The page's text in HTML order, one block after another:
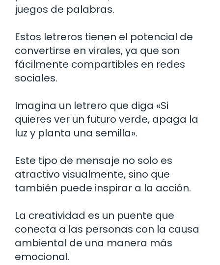
juegos de palabras.
Estos letreros tienen el potencial de
convertirse en virales, ya que son
fácilmente compartibles en redes
sociales.
Imagina un letrero que diga «Si
quieres ver un futuro verde, apaga la
luz y planta una semilla».
Este tipo de mensaje no solo es
atractivo visualmente, sino que
también puede inspirar a la acción.
La creatividad es un puente que
conecta a las personas con la causa
ambiental de una manera más
emocional.